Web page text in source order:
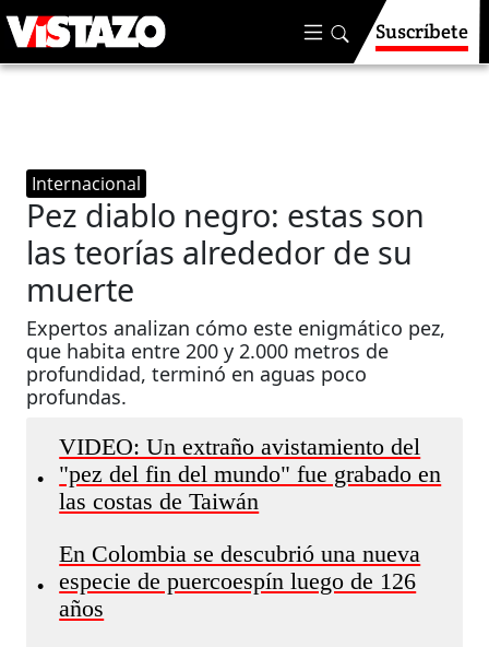
Suscríbete
Internacional
Pez diablo negro: estas son
las teorías alrededor de su
muerte
Expertos analizan cómo este enigmático pez,
que habita entre 200 y 2.000 metros de
profundidad, terminó en aguas poco
profundas.
•
VIDEO: Un extraño avistamiento del
"pez del fin del mundo" fue grabado en
las costas de Taiwán
•
En Colombia se descubrió una nueva
especie de puercoespín luego de 126
años